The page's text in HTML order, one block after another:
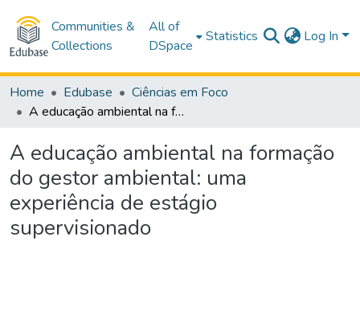
Communities &
Collections
All of
DSpace
Statistics Log In
Home Edubase
Ciências em Foco
A educação ambiental na formação do gestor ambiental: uma experiência de estágio supervisionado
A educação ambiental na formação
do gestor ambiental: uma
experiência de estágio
supervisionado